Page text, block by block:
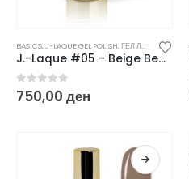
BASICS,J-LAQUE GEL POLISH,ГЕЛ ЛАКОВИ
J.-Laque #05 – Beige Beauty
0 out of 5
750,00 ден